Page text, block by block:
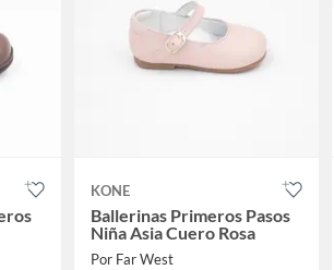
KONE
Ballerinas Primeros Pasos
Niña Asia Cuero Rosa
Por Far West